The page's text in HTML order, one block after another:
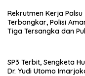
Rekrutmen Kerja Palsu
Terbongkar, Polisi
Tiga Tersangka dan
SP3 Terbit, Sengketa
Dr. Yudi Utomo